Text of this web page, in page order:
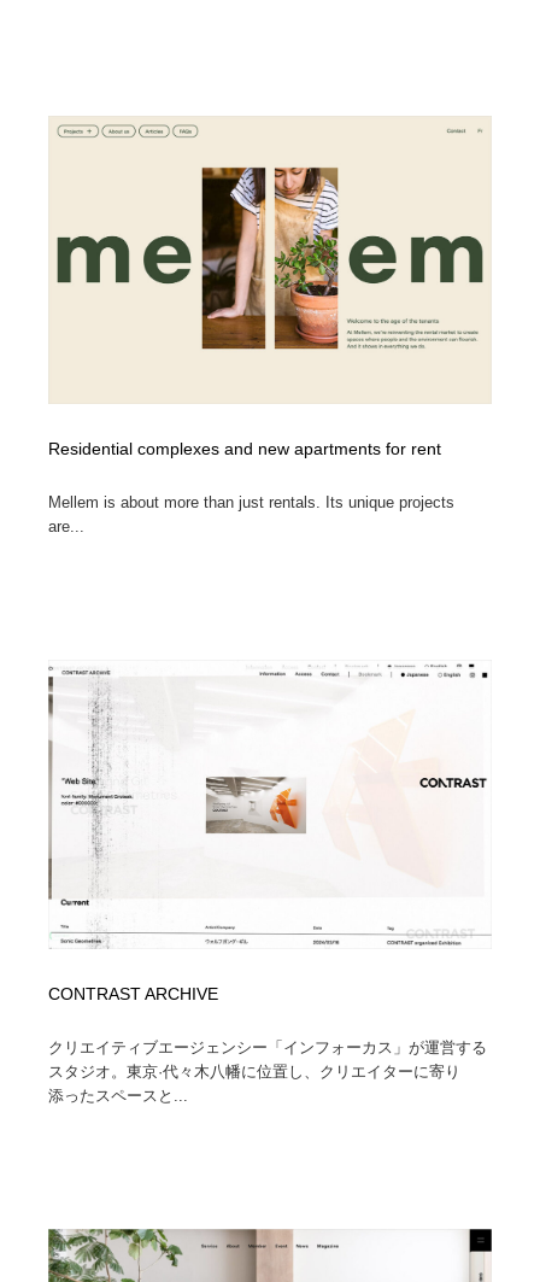
Residential complexes and new apartments for rent
Mellem is about more than just rentals. Its unique projects
are...
CONTRAST ARCHIVE
クリエイティブエージェンシー「インフォーカス」が運営する
スタジオ。東京·代々木八幡に位置し、クリエイターに寄り
添ったスペースと...